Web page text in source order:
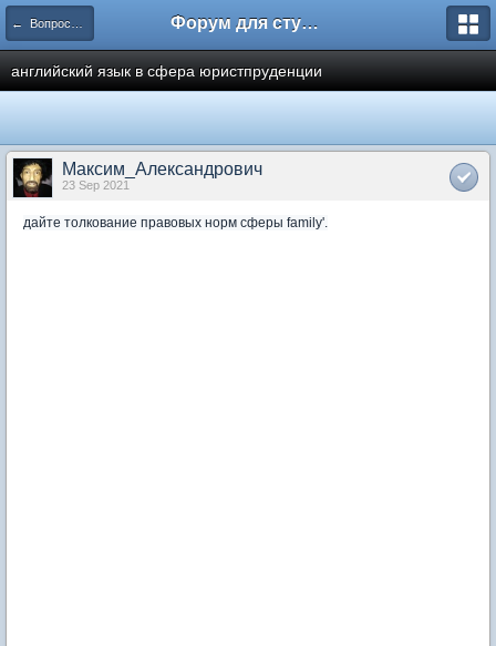
← Вопросы и ответы Форум для студента СГА
английский язык в сфера юристпруденции
Максим_Александрович
23 Sep 2021
дайте толкование правовых норм сферы family'.